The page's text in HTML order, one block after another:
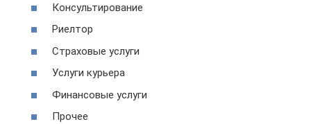
Консультирование
Риелтор
Страховые услуги
Услуги курьера
Финансовые услуги
Прочее